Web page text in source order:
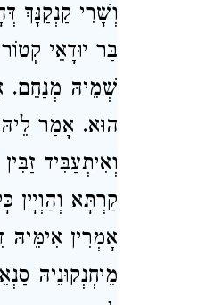
וְשָׁרִי קַנְקַנָּךְ
בַּר יוּדָאֵי
שְׁמֵיהּ מְנַחֵם.
הוּא. אָמַר לֵיהּ
וְאִיתְעַבִּיד
קַרְתָּא וְהַוְיָין
אָמְרִין אִימֵּיהּ
מֵיחְנְקוּנֵיהּ